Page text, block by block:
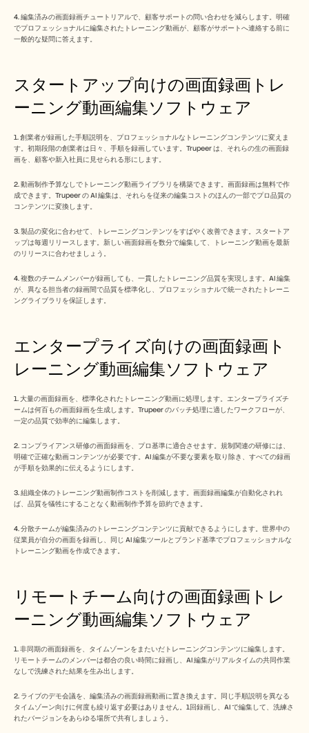
4. 編集済みの画面録画チュートリアルで、顧客サポートの問い合わせを減らします。明確
でプロフェッショナルに編集されたトレーニング動画が、顧客がサポートへ連絡する前に
一般的な疑問に答えます。
スタートアップ向けの画面録画トレ
ーニング動画編集ソフトウェア
1. 創業者が録画した手順説明を、プロフェッショナルなトレーニングコンテンツに変えま
す。初期段階の創業者は日々、手順を録画しています。Trupeer は、それらの生の画面録
画を、顧客や新入社員に見せられる形にします。
2. 動画制作予算なしでトレーニング動画ライブラリを構築できます。画面録画は無料で作
成できます。Trupeer の AI 編集は、それらを従来の編集コストのほんの一部でプロ品質の
コンテンツに変換します。
3. 製品の変化に合わせて、トレーニングコンテンツをすばやく改善できます。スタートア
ップは毎週リリースします。新しい画面録画を数分で編集して、トレーニング動画を最新
のリリースに合わせましょう。
4. 複数のチームメンバーが録画しても、一貫したトレーニング品質を実現します。AI 編集
が、異なる担当者の録画間で品質を標準化し、プロフェッショナルで統一されたトレーニ
ングライブラリを保証します。
エンタープライズ向けの画面録画ト
レーニング動画編集ソフトウェア
1. 大量の画面録画を、標準化されたトレーニング動画に処理します。エンタープライズチ
ームは何百もの画面録画を生成します。Trupeer のバッチ処理に適したワークフローが、
一定の品質で効率的に編集します。
2. コンプライアンス研修の画面録画を、プロ基準に適合させます。規制関連の研修には、
明確で正確な動画コンテンツが必要です。AI 編集が不要な要素を取り除き、すべての録画
が手順を効果的に伝えるようにします。
3. 組織全体のトレーニング動画制作コストを削減します。画面録画編集が自動化されれ
ば、品質を犠牲にすることなく動画制作予算を節約できます。
4. 分散チームが編集済みのトレーニングコンテンツに貢献できるようにします。世界中の
従業員が自分の画面を録画し、同じ AI 編集ツールとブランド基準でプロフェッショナルな
トレーニング動画を作成できます。
リモートチーム向けの画面録画トレ
ーニング動画編集ソフトウェア
1. 非同期の画面録画を、タイムゾーンをまたいだトレーニングコンテンツに編集します。
リモートチームのメンバーは都合の良い時間に録画し、AI 編集がリアルタイムの共同作業
なしで洗練された結果を生み出します。
2. ライブのデモ会議を、編集済みの画面録画動画に置き換えます。同じ手順説明を異なる
タイムゾーン向けに何度も繰り返す必要はありません。1回録画し、AI で編集して、洗練さ
れたバージョンをあらゆる場所で共有しましょう。